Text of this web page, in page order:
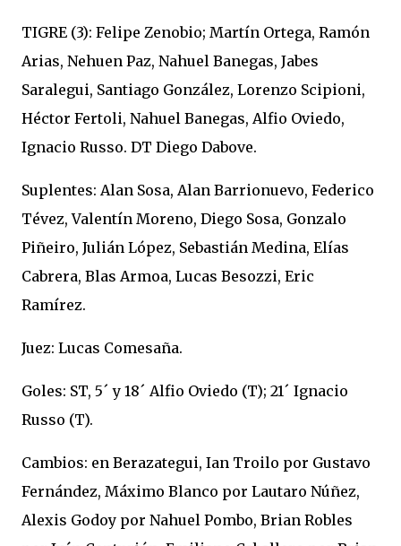
TIGRE (3): Felipe Zenobio; Martín Ortega, Ramón
Arias, Nehuen Paz, Nahuel Banegas, Jabes
Saralegui, Santiago González, Lorenzo Scipioni,
Héctor Fertoli, Nahuel Banegas, Alfio Oviedo,
Ignacio Russo. DT Diego Dabove.
Suplentes: Alan Sosa, Alan Barrionuevo, Federico
Tévez, Valentín Moreno, Diego Sosa, Gonzalo
Piñeiro, Julián López, Sebastián Medina, Elías
Cabrera, Blas Armoa, Lucas Besozzi, Eric
Ramírez.
Juez: Lucas Comesaña.
Goles: ST, 5´ y 18´ Alfio Oviedo (T); 21´ Ignacio
Russo (T).
Cambios: en Berazategui, Ian Troilo por Gustavo
Fernández, Máximo Blanco por Lautaro Núñez,
Alexis Godoy por Nahuel Pombo, Brian Robles